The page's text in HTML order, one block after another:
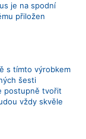
je na spodní
přiložen
s tímto výrobkem
šesti
postupně tvořit
vždy skvěle